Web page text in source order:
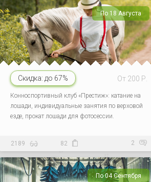
По 18 Августа
Скидка: до 67% От 200 Р.
Конноспортивный клуб «Престиж»: катание на
лошади, индивидуальные занятия по верховой
езде, прокат лошади для фотосессии.
2189 82 2
По 04 Сентября